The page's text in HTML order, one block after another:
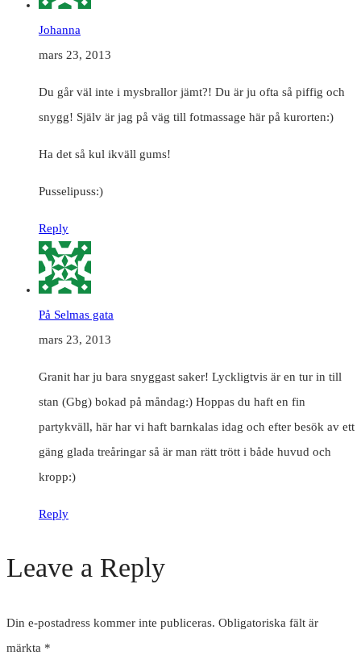
Johanna
mars 23, 2013
Du går väl inte i mysbrallor jämt?! Du är ju ofta så piffig och
snygg! Själv är jag på väg till fotmassage här på kurorten:)
Ha det så kul ikväll gums!
Pusselipuss:)
Reply
På Selmas gata
mars 23, 2013
Granit har ju bara snyggast saker! Lyckligtvis är en tur in till
stan (Gbg) bokad på måndag:) Hoppas du haft en fin
partykväll, här har vi haft barnkalas idag och efter besök av ett
gäng glada treåringar så är man rätt trött i både huvud och
kropp:)
Reply
Leave a Reply
Din e-postadress kommer inte publiceras. Obligatoriska fält är
märkta *